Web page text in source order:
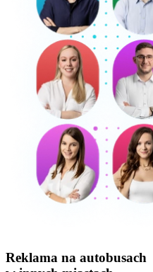
Reklama na autobusach